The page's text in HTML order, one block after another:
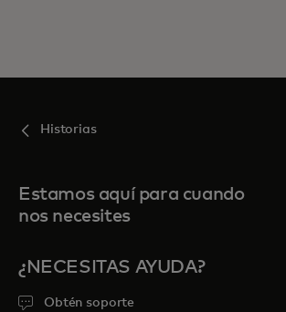
Historias
Estamos aquí para cuando
nos necesites
¿NECESITAS AYUDA?
Obtén soporte